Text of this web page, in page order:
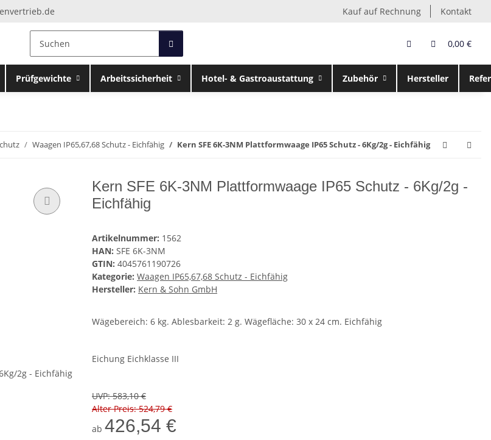
Kauf auf Rechnung Kontakt
0,00 €
Prüfgewichte Arbeitssicherheit Hotel- & Gastroaustattung Zubehör Hersteller
Waagen IP65,67,68 Schutz - Eichfähig Kern SFE 6K-3NM Plattformwaage IP65 Schutz - 6Kg/2g - Eichfähig
Kern SFE 6K-3NM Plattformwaage IP65 Schutz - 6Kg/2g -
Eichfähig
Artikelnummer: 1562
HAN: SFE 6K-3NM
GTIN: 4045761190726
Kategorie: Waagen IP65,67,68 Schutz - Eichfähig
Hersteller: Kern & Sohn GmbH
Wägebereich: 6 kg. Ablesbarkeit: 2 g. Wägefläche: 30 x 24 cm. Eichfähig
Eichung Eichklasse III
UVP:583,10 €
Alter Preis: 524,79 €
ab 426,54 €